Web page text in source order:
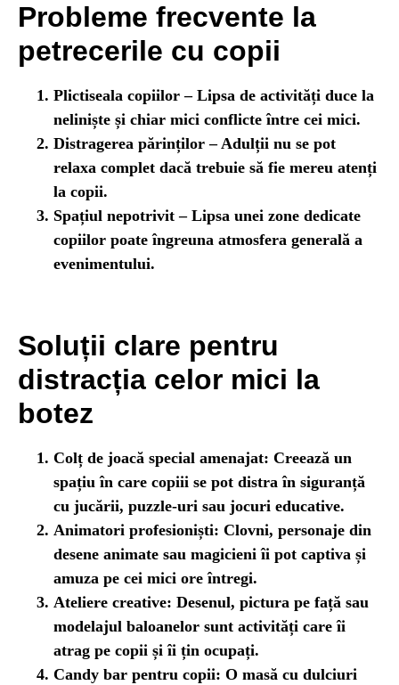
Probleme frecvente la
petrecerile cu copii
Plictiseala copiilor – Lipsa de activități duce la
neliniște și chiar mici conflicte între cei mici.
Distragerea părinților – Adulții nu se pot
relaxa complet dacă trebuie să fie mereu atenți
la copii.
Spațiul nepotrivit – Lipsa unei zone dedicate
copiilor poate îngreuna atmosfera generală a
evenimentului.
Soluții clare pentru
distracția celor mici la
botez
Colț de joacă special amenajat: Creează un
spațiu în care copiii se pot distra în siguranță
cu jucării, puzzle-uri sau jocuri educative.
Animatori profesioniști: Clovni, personaje din
desene animate sau magicieni îi pot captiva și
amuza pe cei mici ore întregi.
Ateliere creative: Desenul, pictura pe față sau
modelajul baloanelor sunt activități care îi
atrag pe copii și îi țin ocupați.
Candy bar pentru copii: O masă cu dulciuri